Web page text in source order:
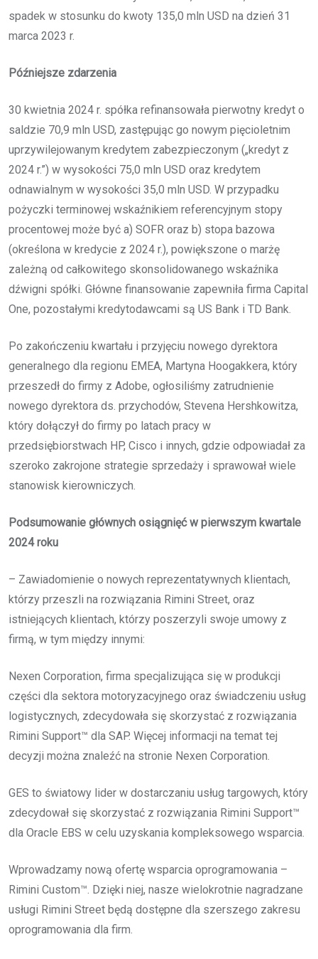
spadek w stosunku do kwoty 135,0 mln USD na dzień 31
marca 2023 r.
Późniejsze zdarzenia
30 kwietnia 2024 r. spółka refinansowała pierwotny kredyt o
saldzie 70,9 mln USD, zastępując go nowym pięcioletnim
uprzywilejowanym kredytem zabezpieczonym („kredyt z
2024 r.”) w wysokości 75,0 mln USD oraz kredytem
odnawialnym w wysokości 35,0 mln USD. W przypadku
pożyczki terminowej wskaźnikiem referencyjnym stopy
procentowej może być a) SOFR oraz b) stopa bazowa
(określona w kredycie z 2024 r.), powiększone o marżę
zależną od całkowitego skonsolidowanego wskaźnika
dźwigni spółki. Główne finansowanie zapewniła firma Capital
One, pozostałymi kredytodawcami są US Bank i TD Bank.
Po zakończeniu kwartału i przyjęciu nowego dyrektora
generalnego dla regionu EMEA, Martyna Hoogakkera, który
przeszedł do firmy z Adobe, ogłosiliśmy zatrudnienie
nowego dyrektora ds. przychodów, Stevena Hershkowitza,
który dołączył do firmy po latach pracy w
przedsiębiorstwach HP, Cisco i innych, gdzie odpowiadał za
szeroko zakrojone strategie sprzedaży i sprawował wiele
stanowisk kierowniczych.
Podsumowanie głównych osiągnięć w pierwszym kwartale
2024 roku
– Zawiadomienie o nowych reprezentatywnych klientach,
którzy przeszli na rozwiązania Rimini Street, oraz
istniejących klientach, którzy poszerzyli swoje umowy z
firmą, w tym między innymi:
Nexen Corporation, firma specjalizująca się w produkcji
części dla sektora motoryzacyjnego oraz świadczeniu usług
logistycznych, zdecydowała się skorzystać z rozwiązania
Rimini Support™ dla SAP. Więcej informacji na temat tej
decyzji można znaleźć na stronie Nexen Corporation.
GES to światowy lider w dostarczaniu usług targowych, który
zdecydował się skorzystać z rozwiązania Rimini Support™
dla Oracle EBS w celu uzyskania kompleksowego wsparcia.
Wprowadzamy nową ofertę wsparcia oprogramowania –
Rimini Custom™. Dzięki niej, nasze wielokrotnie nagradzane
usługi Rimini Street będą dostępne dla szerszego zakresu
oprogramowania dla firm.